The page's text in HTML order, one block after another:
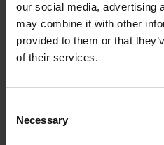
our social media, advertising
may combine it with other
provided to them or that
of their services.
Selection
Necessary